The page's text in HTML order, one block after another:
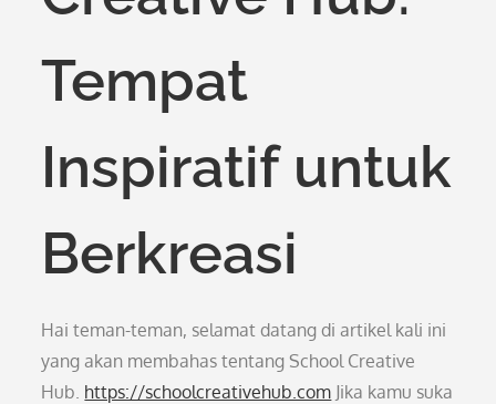
Tempat
Inspiratif untuk
Berkreasi
Hai teman-teman, selamat datang di artikel kali ini
yang akan membahas tentang School Creative
Hub. https://schoolcreativehub.com Jika kamu suka